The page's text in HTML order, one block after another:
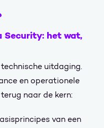
Security: het wat,
uitdaging.
en operationele
naar de kern:
van een